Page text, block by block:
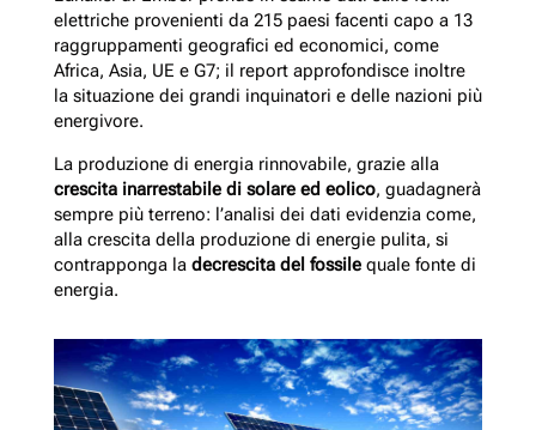
elettriche provenienti da 215 paesi facenti capo a 13
raggruppamenti geografici ed economici, come
Africa, Asia, UE e G7; il report approfondisce inoltre
la situazione dei grandi inquinatori e delle nazioni più
energivore.
La produzione di energia rinnovabile, grazie alla
crescita inarrestabile di solare ed eolico, guadagnerà
sempre più terreno: l’analisi dei dati evidenzia come,
alla crescita della produzione di energie pulita, si
contrapponga ladecrescita del fossilequale fonte di
energia.